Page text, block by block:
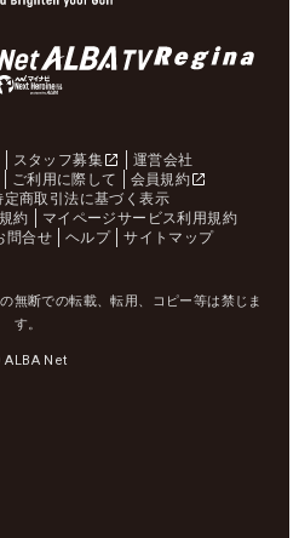
スタッフ募集
運営会社
ご利用に際して
会員規約
定商取引法に基づく表示
約
マイページサービス利用規約
問合せ ヘルプ サイトマップ
無断での転載、転用、コピー等は禁じま
す。
ALBA Net